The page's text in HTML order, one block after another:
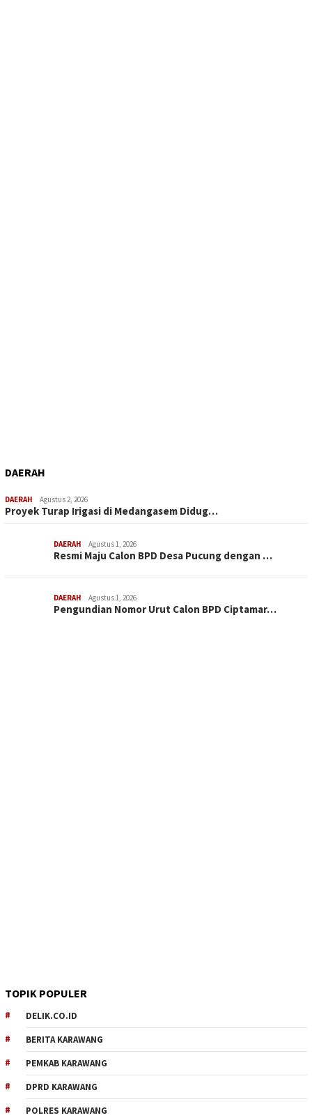
DAERAH
DAERAH Agustus 2, 2026
Proyek Turap Irigasi di Medangasem Didug…
DAERAH Agustus 1, 2026
Resmi Maju Calon BPD Desa Pucung dengan …
DAERAH Agustus 1, 2026
Pengundian Nomor Urut Calon BPD Ciptamar…
TOPIK POPULER
DELIK.CO.ID
BERITA KARAWANG
PEMKAB KARAWANG
DPRD KARAWANG
POLRES KARAWANG